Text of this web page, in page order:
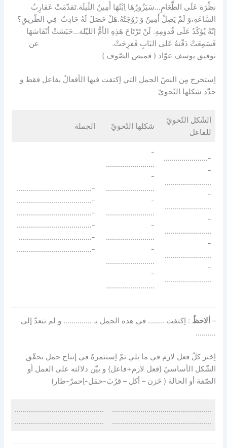
نظْرَة عَلَى الطَّعَامِ…سَيَزُورُهَا اِبْنُهَا أَمِينٌ اللّيلَة.تَقدّمَتْ عَقارِبُ
السَّاعَةِ،وَ لَمْ يَصِلْ أَمِينٌ وَ زَوْجَتُهُ.هَلْ حَصَلَ لَهُ حَادِثٌ فِي الطّريقِ؟
إنّهُ يُؤكّدُ عَلَى قُدومِهِ. لَنْ تَرْتَاحَ هَذِهِ الأمُّ الليّلة…حَبَسَتْ أنْفَاسَهَا
فَسَمِعَتْ دَقّتهُ عَلى البَابِ فَفرِحَتْ. عن
توفيق يوسف عوّاد ( قميص الصّوف )
اِستخرج مِن النصّ الجمل التي اِكتفت فيها الأفعالُ بفاعل فقط و
حدّد شكلها النّحويّ
الشّكل النّحويّ
للفاعل
شكلها النّحويّ الجملة
-………………….
-
…………………..
-
…………………..
-
…………………..
-
…………………..
-
…………………..
-
……………………
-
……………………
-
……………………
-
……………………
-
……………………
-
……………………
-……………………………….
-……………………………….
-……………………………….
-……………………………….
-………………………………
-……………………………….
– ألاحظُ : اِكتفت …….. في هذه الجمل بـ ………….. و لم تتعدّ إلى
……….
اِختر كلّ فعل لازم في ما يلي ثمّ اِستثمرهُ في إنتاج جمل تحقّق
الشّكل الأساسيّ {فعل لازم+فاعل} و بيّن دلالته على العمل أو
الصّفة أو الحالة ( حَزن – أكل – قرُبَ-حمَل-اِحمرّ-طار)
………………………………………….
………………………………………….
……………………………………..
……………………………………..